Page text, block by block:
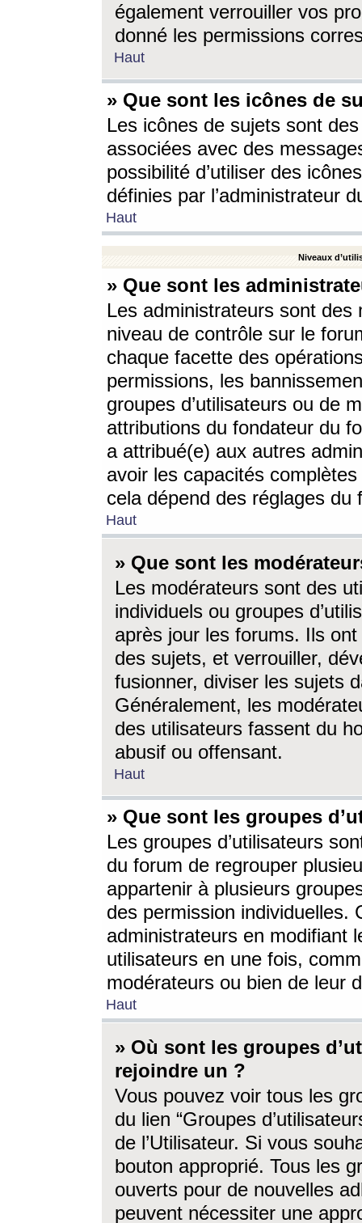
également verrouiller vos
donné les permissions
Haut
» Que sont les icônes de
Les icônes de sujets sont
associées avec des
possibilité d’utiliser des
définies par l’administrateur
Haut
Niveaux
» Que sont les
Les administrateurs sont
niveau de contrôle sur le
chaque facette des
permissions, les
groupes d’utilisateurs ou de
attributions du fondateur du
a attribué(e) aux autres
avoir les capacités
cela dépend des réglages du
Haut
» Que sont les
Les modérateurs sont des
individuels ou groupes
après jour les forums. Ils ont
des sujets, et verrouiller,
fusionner, diviser les sujets
Généralement, les
des utilisateurs fassent du
abusif ou offensant.
Haut
» Que sont les groupes
Les groupes d’utilisateurs
du forum de regrouper
appartenir à plusieurs
des permission individuelles.
administrateurs en modifiant
utilisateurs en une fois,
modérateurs ou bien de leur
Haut
» Où sont les groupes
rejoindre un ?
Vous pouvez voir tous les
du lien “Groupes
de l’Utilisateur. Si vous
bouton approprié. Tous les
ouverts pour de nouvelles
peuvent nécessiter une